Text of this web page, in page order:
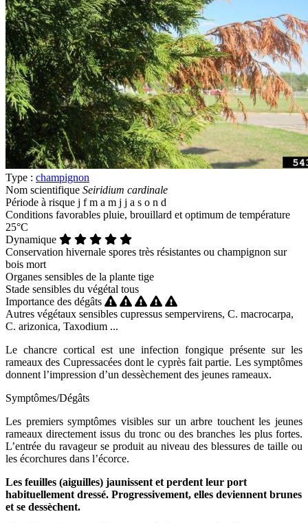
Type : champignon
Nom scientifique Seiridium cardinale
Période à risque j f m a m j j a s o n d
Conditions favorables pluie, brouillard et optimum de température
25°C
Dynamique
Conservation hivernale spores très résistantes ou champignon sur
bois mort
Organes sensibles de la plante tige
Stade sensibles du végétal tous
Importance des dégâts
Autres végétaux sensibles cupressus sempervirens, C. macrocarpa,
C. arizonica, Taxodium ...
Le chancre cortical est une infection fongique présente sur les
rameaux des Cupressacées dont le cyprès fait partie. Les symptômes
donnent l’impression d’un dessèchement des jeunes rameaux.
Symptômes/Dégâts
Les premiers symptômes visibles sur un arbre touchent les jeunes
rameaux directement issus du tronc ou des branches les plus fortes.
L’entrée du ravageur se produit au niveau des blessures de taille ou
les écorchures dans l’écorce.
Les feuilles (aiguilles) jaunissent et perdent leur port
habituellement dressé. Progressivement, elles deviennent brunes
et se dessèchent.